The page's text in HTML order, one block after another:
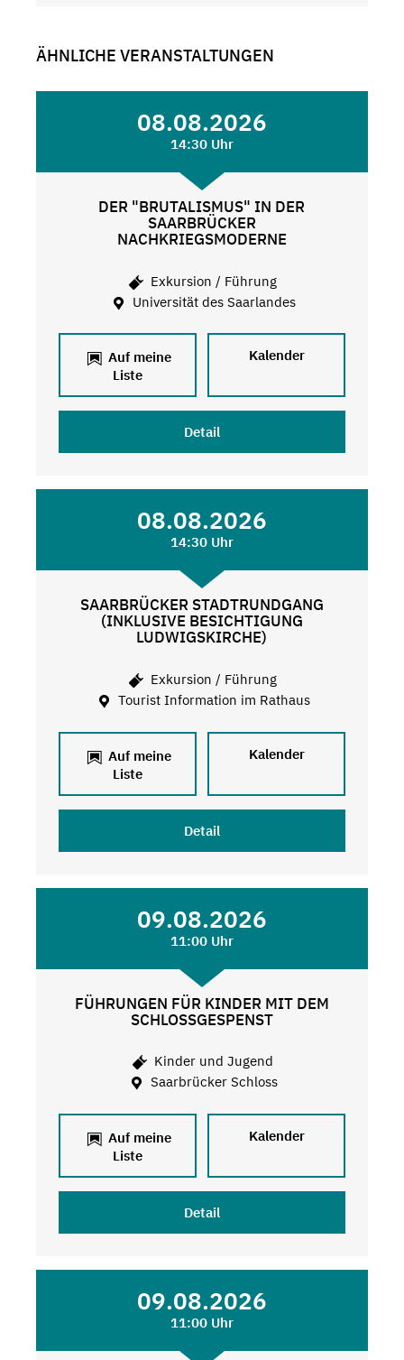
ÄHNLICHE VERANSTALTUNGEN
08.08.2026
14:30 Uhr
DER "BRUTALISMUS" IN DER
SAARBRÜCKER
NACHKRIEGSMODERNE
Exkursion / Führung
Universität des Saarlandes
Auf meine
Liste
Kalender
Detail
08.08.2026
14:30 Uhr
SAARBRÜCKER STADTRUNDGANG
(INKLUSIVE BESICHTIGUNG
LUDWIGSKIRCHE)
Exkursion / Führung
Tourist Information im Rathaus
Auf meine
Liste
Kalender
Detail
09.08.2026
11:00 Uhr
FÜHRUNGEN FÜR KINDER MIT DEM
SCHLOSSGESPENST
Kinder und Jugend
Saarbrücker Schloss
Auf meine
Liste
Kalender
Detail
09.08.2026
11:00 Uhr